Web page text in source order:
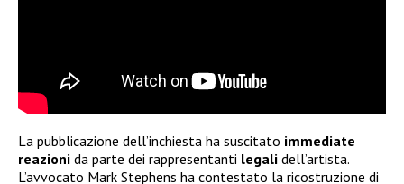
La pubblicazione dell’inchiesta ha suscitato immediate
reazioni da parte dei rappresentanti legali dell’artista.
L’avvocato Mark Stephens ha contestato la ricostruzione di